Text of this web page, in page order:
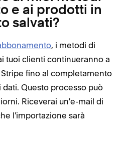
e ai prodotti in
salvati?
, i metodi di
tuoi clienti continueranno a
fino al completamento
Questo processo può
Riceverai un'e-mail di
l'importazione sarà